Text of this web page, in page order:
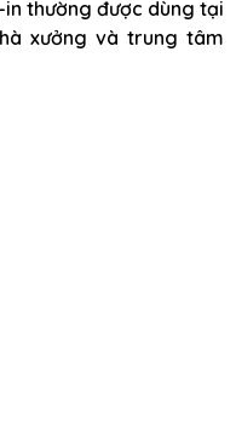
thường được dùng tại
xưởng và trung tâm